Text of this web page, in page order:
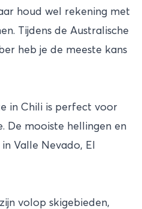
houd wel rekening met
Tijdens de Australische
heb je de meeste kans
in Chili is perfect voor
De mooiste hellingen en
Valle Nevado, El
volop skigebieden,